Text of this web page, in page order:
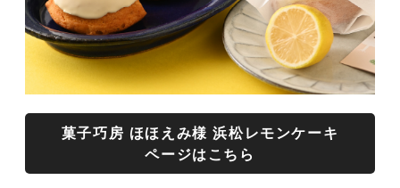
菓子巧房 ほほえみ様 浜松レモンケーキ
ページはこちら